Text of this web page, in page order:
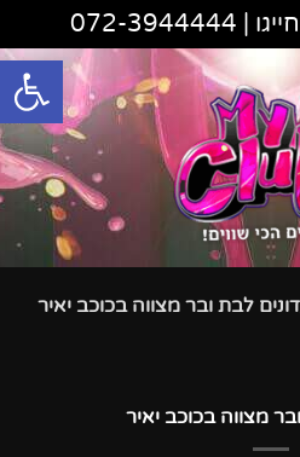
פתח
|
072-3944444
לבת ובר מצווה בכוכב יאיר
מצווה בכוכב יאיר